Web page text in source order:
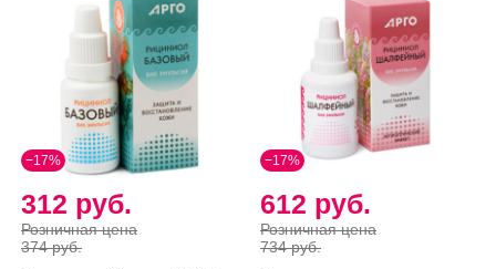
−17%
312 руб.
Розничная цена
374 руб.
−17%
612 руб.
Розничная цена
734 руб.